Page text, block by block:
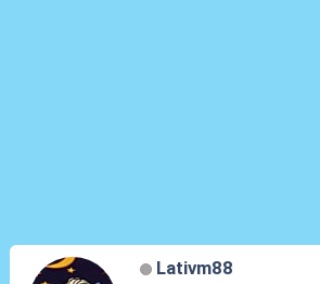
Lativm88